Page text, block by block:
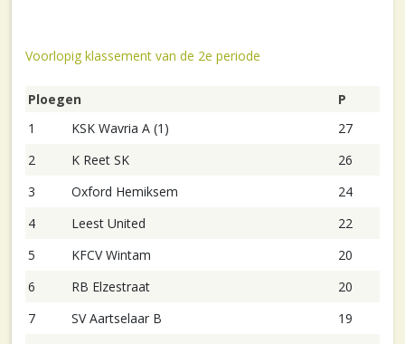
Voorlopig klassement van de 2e periode
Ploegen
P
1
KSK Wavria A (1)
27
2
K Reet SK
26
3
Oxford Hemiksem
24
4
Leest United
22
5
KFCV Wintam
20
6
RB Elzestraat
20
7
SV Aartselaar B
19